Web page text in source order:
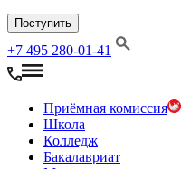
Поступить
+7 495 280-01-41
Приёмная комиссия
Школа
Колледж
Бакалавриат